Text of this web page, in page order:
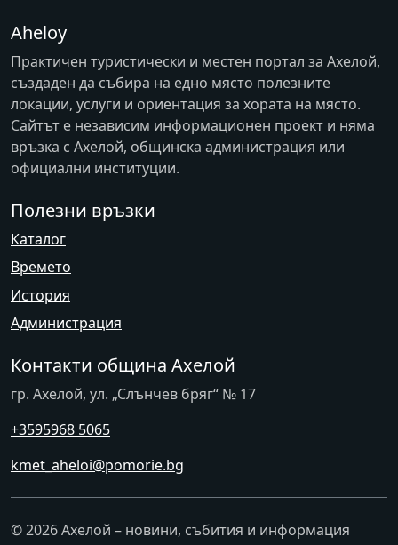
Aheloy
Практичен туристически и местен портал за Ахелой,
създаден да събира на едно място полезните
локации, услуги и ориентация за хората на място.
Сайтът е независим информационен проект и няма
връзка с Ахелой, общинска администрация или
официални институции.
Полезни връзки
Каталог
Времето
История
Администрация
Контакти община Ахелой
гр. Ахелой, ул. „Слънчев бряг“ № 17
+3595968 5065
kmet_aheloi@pomorie.bg
© 2026 Ахелой – новини, събития и информация